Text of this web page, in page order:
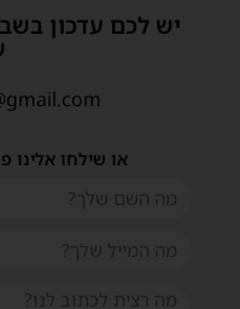
יש לכם עדכון
או שילחו אלינו